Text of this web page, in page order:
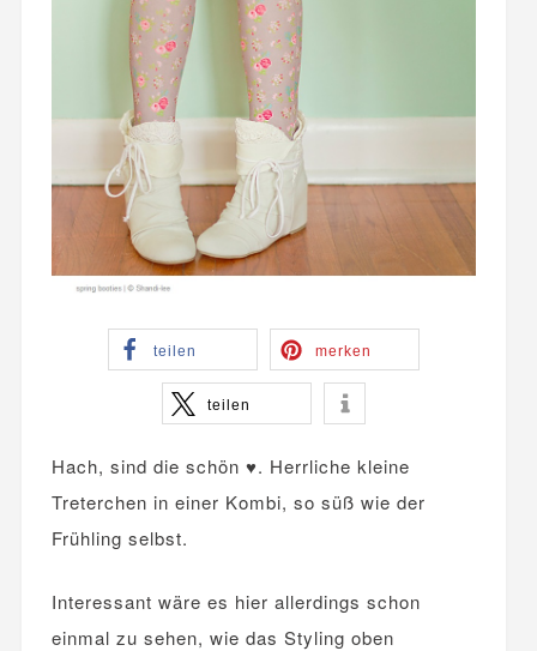
teilen merken
teilen
Hach, sind die schön ♥. Herrliche kleine
Treterchen in einer Kombi, so süß wie der
Frühling selbst.
Interessant wäre es hier allerdings schon
einmal zu sehen, wie das Styling oben